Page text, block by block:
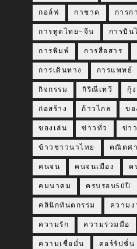
กอล์ฟ กาชาด การก
การทูตไทย–จีน การบิน
การพิมพ์ การสื่อสาร
การเดินทาง การแพทย์
กิจกรรม กิริณีเทวี กุ้ง
ก่อสร้าง ก้าวไกล ข
ของเล่น ข่าวทั่ว ข่า
ข้าวชาวนาไทย คณิตศ
คนจน คนจนเมือง ค
คมนาคม ครบรอบ50ปี
คลินิกทันตกรรม ความง
ความรัก ความร่วมมือ
ความเชื่อมั่น คอร์รัปชั่น